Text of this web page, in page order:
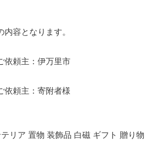
容となります。
依頼主：伊万里市
頼主：寄附者様
リア 置物 装飾品 白磁 ギフト 贈り物